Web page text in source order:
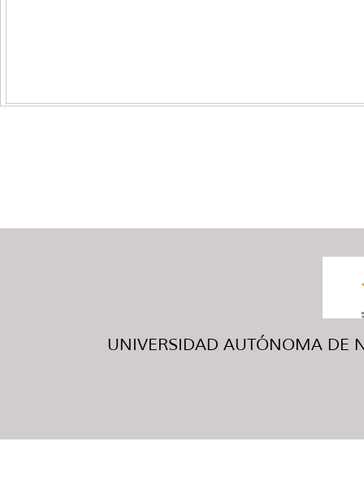
UNIVERSIDAD AUTÓNOMA DE